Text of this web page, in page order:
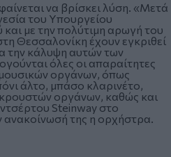
να βρίσκει λύση. «Μετά
του Υπουργείου
με την πολύτιμη αρωγή του
Θεσσαλονίκη έχουν εγκριθεί
την κάλυψη αυτών των
όλες οι απαραίτητες
οργάνων, όπως
άλτο, μπάσο κλαρινέτο,
οργάνων, καθώς και
Steinway στο
ανακοίνωσή της η ορχήστρα.